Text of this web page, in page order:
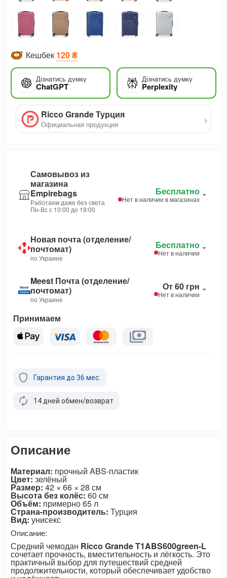
Кешбек 120 ₴
Дізнатись думку
ChatGPT
Дізнатись думку
Perplexity
Ricco Grande Турция
Официальная продукция ›
Самовывоз из
магазина
Empirebags
Работаем даже без света
Пн-Вс с 10:00 до 19:00
Бесплатно
Нет в наличии в магазинах
Новая почта (отделение/
почтомат)
по Украине
Бесплатно
Нет в наличии
Meest Почта (отделение/
почтомат)
по Украине
От 60 грн
Нет в наличии
Принимаем
Гарантия до 36 мес.
14 дней обмен/возврат
Описание
Материал: прочный ABS-пластик
Цвет: зелёный
Размер: 42 × 66 × 28 см
Высота без колёс: 60 см
Объём: примерно 65 л
Страна-производитель: Турция
Вид: унисекс
Описание:
Средний чемодан Ricco Grande T1ABS600green-L
сочетает прочность, вместительность и лёгкость. Это
практичный выбор для путешествий средней
продолжительности, который обеспечивает удобство